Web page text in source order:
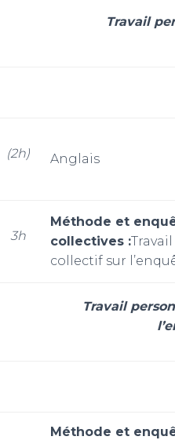
Travail
(2h) Anglais
3h
Méthode et
collectives :Travail
collectif sur
Travail
Méthode et